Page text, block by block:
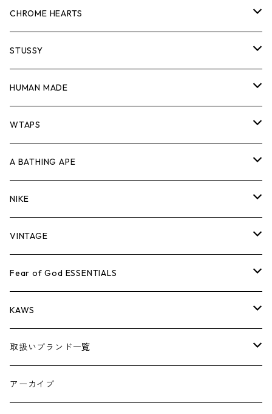
スウェット/ニット
シャツ
ジャケット
パンツ
キャップ・ハット
バッグ
シューズ
小物
コラボレーション
×THE NORTH FACE
×COMME des GARCONS
シーズンアイテム
26SS
BOX LOGOアイテム
ロンTEE
スウェット/ニット
シャツ
ジャケット
パンツ
キャップ・ハット
バッグ
シューズ
小物
Tシャツ
ロンTEE
スウェット/ニット
シャツ
ジャケット
パンツ
キャップ・ハット
バッグ
シューズ
小物
CHROME HEARTS
Tシャツ
ロンTEE
スウェット/ニット
シャツ
ジャケット
パンツ
キャップ・ハット
バッグ
シューズ
小物
STUSSY
Tシャツ
ロンTEE
スウェット/ニット
シャツ
ジャケット
パンツ
キャップ・ハット
バッグ
シューズ
HUMAN MADE
Tシャツ
ロンT
スウェット/ニット
シャツ
ジャケット
パンツ
キャップ
バッグ
WTAPS
Tシャツ
ロンTEE
スウェット/ニット
シャツ
ジャケット
パンツ
キャップ・ハット
A BATHING APE
Tシャツ
ロンTEE
スウェット/ニット
シャツ
ジャケット
パンツ
NIKE
シューズ
AIR JORDAN 1
AIR JORDAN 3
アパレル・小物
VINTAGE
Tシャツ
ロンTEE
スウェット/ニット
ジャケット
Fear of God ESSENTIALS
Tシャツ
ロンTEE
スウェット/ニット
KAWS
アパレル
小物
取扱いブランド一覧
A
アーカイブ